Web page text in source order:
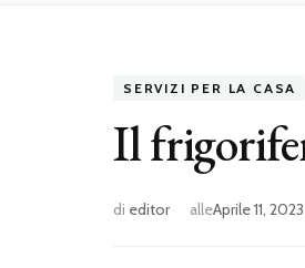
SERVIZI PER LA CASA
Il
di editor alleAprile 11, 2023